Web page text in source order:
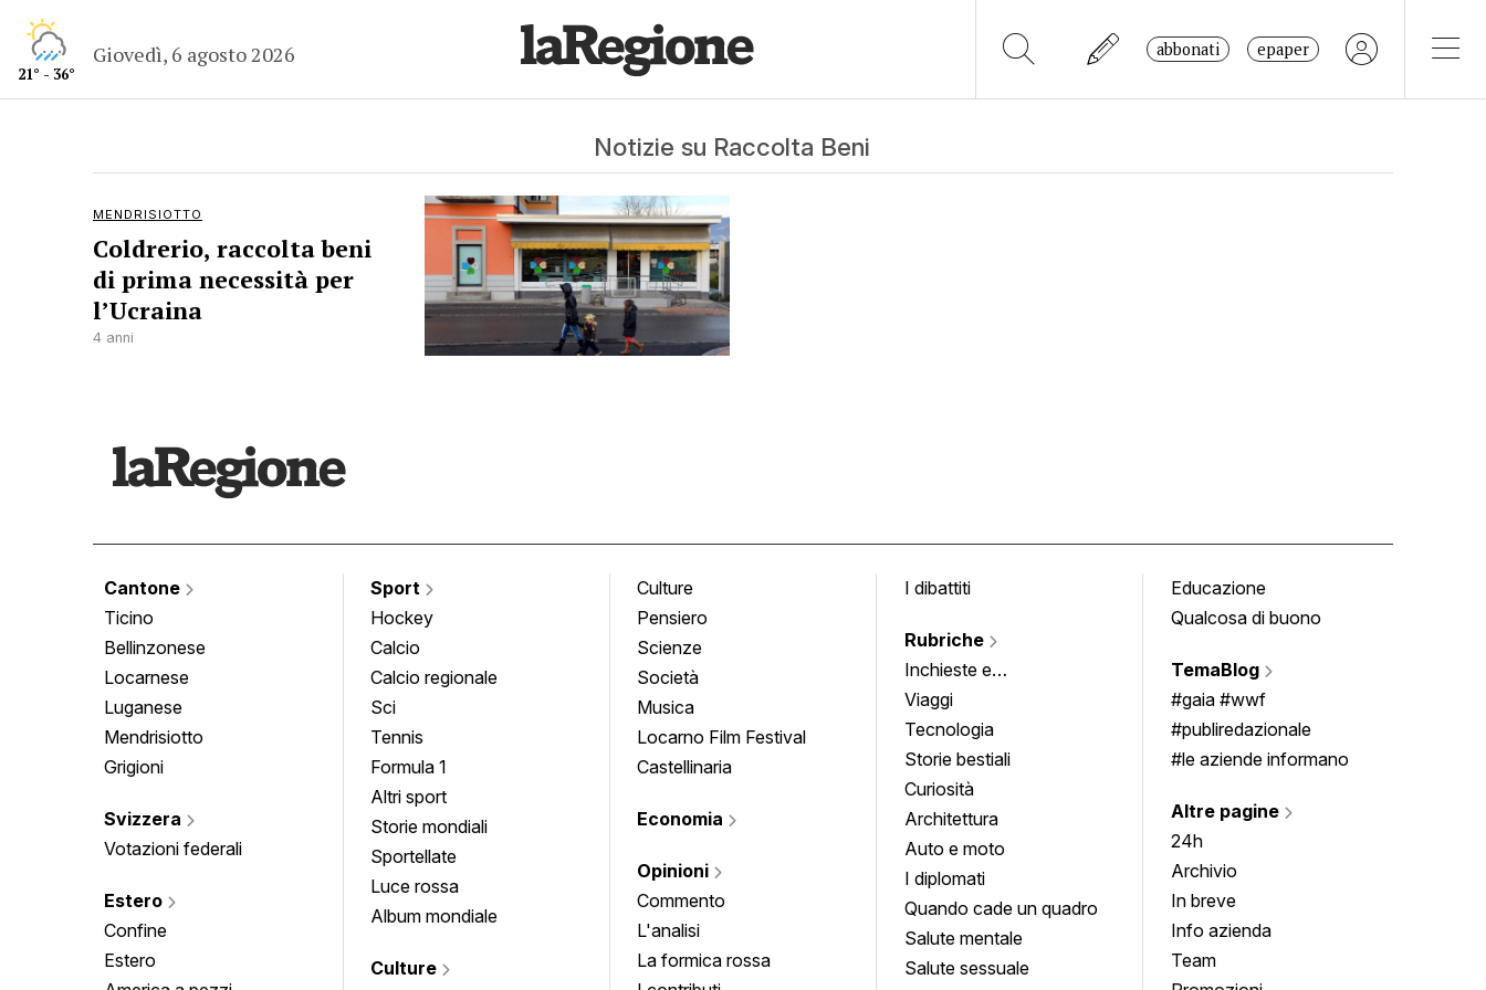
21° - 36°
Giovedì, 6 agosto 2026 abbonati epaper
Notizie su Raccolta Beni
MENDRISIOTTO
Coldrerio, raccolta beni
di prima necessità per
l’Ucraina
4 anni
Cantone
Ticino
Bellinzonese
Locarnese
Luganese
Mendrisiotto
Grigioni
Svizzera
Votazioni federali
Estero
Confine
Estero
Sport
Hockey
Calcio
Calcio regionale
Sci
Tennis
Formula 1
Altri sport
Storie mondiali
Sportellate
Luce rossa
Album mondiale
Culture
Culture
Pensiero
Scienze
Società
Musica
Locarno Film Festival
Castellinaria
Economia
Opinioni
Commento
L'analisi
La formica rossa
I dibattiti
Rubriche
Inchieste e
approfondimenti
Viaggi
Tecnologia
Storie bestiali
Curiosità
Architettura
Auto e moto
I diplomati
Quando cade un quadro
Salute mentale
Salute sessuale
Educazione
Qualcosa di buono
TemaBlog
#gaia #wwf
#publiredazionale
#le aziende informano
Altre pagine
24h
Archivio
In breve
Info azienda
Team